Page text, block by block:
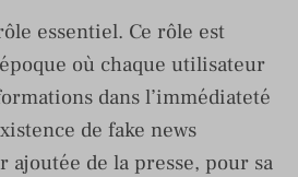
essentiel. Ce rôle est
où chaque utilisateur
dans l’immédiateté
de fake news
ajoutée de la presse, pour sa